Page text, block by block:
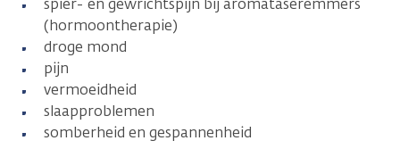
(hormoontherapie)
droge mond
pijn
vermoeidheid
slaapproblemen
somberheid en gespannenheid